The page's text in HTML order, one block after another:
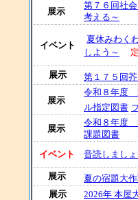
展示
第７６回社
考える～
イベント
夏休みわく
しよう～
展示 第１７５回
展示
令和８年度
ル指定図書
展示
令和８年度
課題図書
イベント 音読しまし
展示
夏の宿題大
展示
2026年 本屋